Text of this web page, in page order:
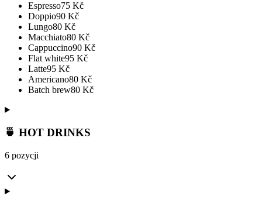
Espresso75 Kč
Doppio90 Kč
Lungo80 Kč
Macchiato80 Kč
Cappuccino90 Kč
Flat white95 Kč
Latte95 Kč
Americano80 Kč
Batch brew80 Kč
🍵 HOT DRINKS
6 pozycji